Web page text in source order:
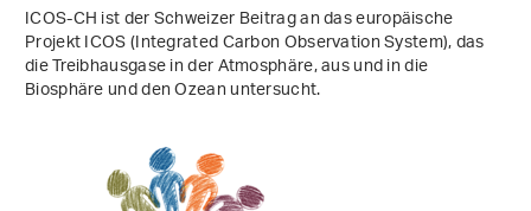
ICOS-CH ist der Schweizer Beitrag an das europäische
Projekt ICOS (Integrated Carbon Observation System), das
die Treibhausgase in der Atmosphäre, aus und in die
Biosphäre und den Ozean untersucht.